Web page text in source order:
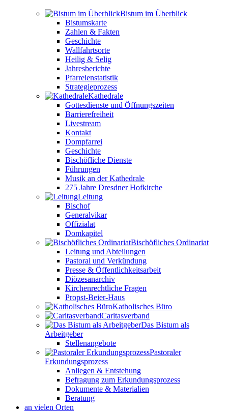
Bistum im Überblick
Bistumskarte
Zahlen & Fakten
Geschichte
Wallfahrtsorte
Heilig & Selig
Jahresberichte
Pfarreienstatistik
Strategieprozess
Kathedrale
Gottesdienste und Öffnungszeiten
Barrierefreiheit
Livestream
Kontakt
Dompfarrei
Geschichte
Bischöfliche Dienste
Führungen
Musik an der Kathedrale
275 Jahre Dresdner Hofkirche
Leitung
Bischof
Generalvikar
Offizialat
Domkapitel
Bischöfliches Ordinariat
Leitung und Abteilungen
Pastoral und Verkündung
Presse & Öffentlichkeitsarbeit
Diözesanarchiv
Kirchenrechtliche Fragen
Propst-Beier-Haus
Katholisches Büro
Caritasverband
Das Bistum als
Arbeitgeber
Stellenangebote
Pastoraler
Erkundungsprozess
Anliegen & Entstehung
Befragung zum Erkundungsprozess
Dokumente & Materialien
Beratung
an vielen Orten